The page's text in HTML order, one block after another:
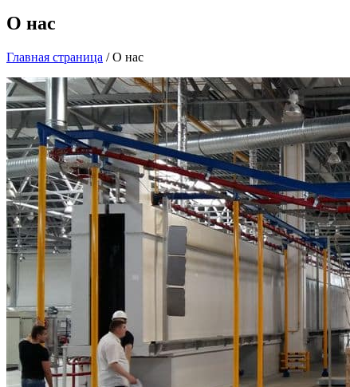
О нас
Главная страница /О нас